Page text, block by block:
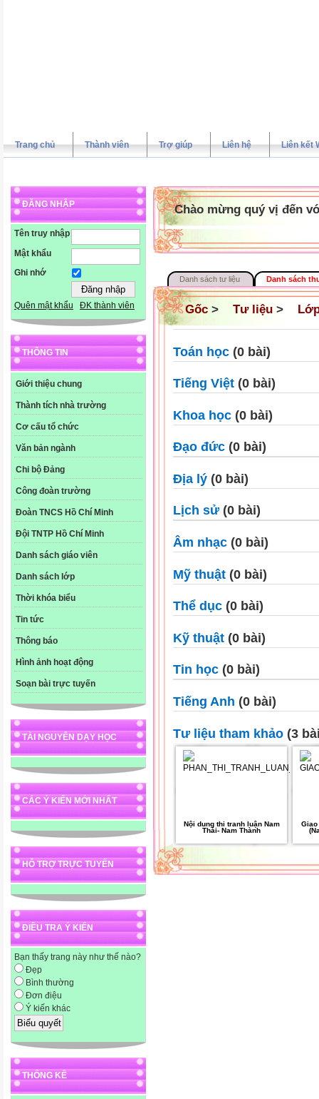
Trang chủ Thành viên Trợ giúp Liên hệ Liên kết
ĐĂNG NHẬP
Tên truy nhập
Mật khẩu
Ghi nhớ
Quên mật khẩu ĐK thành viên
THÔNG TIN
Giới thiệu chung
Thành tích nhà trường
Cơ cấu tổ chức
Văn bản ngành
Chi bộ Đảng
Công đoàn trường
Đoàn TNCS Hồ Chí Minh
Đội TNTP Hồ Chí Minh
Danh sách giáo viên
Danh sách lớp
Thời khóa biểu
Tin tức
Thông báo
Hình ảnh hoạt động
Soạn bài trực tuyến
TÀI NGUYÊN DẠY HỌC
CÁC Ý KIẾN MỚI NHẤT
HỖ TRỢ TRỰC TUYẾN
ĐIỀU TRA Ý KIẾN
Bạn thấy trang này như thế nào?
Đẹp
Bình thường
Đơn điệu
Ý kiến khác
THỐNG KÊ
Chào mừng quý vị đến
Danh sách tư liệu Danh sách
Gốc > Tư liệu >
Toán học (0 bài)
Tiếng Việt (0 bài)
Khoa học (0 bài)
Đạo đức (0 bài)
Địa lý (0 bài)
Lịch sử (0 bài)
Âm nhạc (0 bài)
Mỹ thuật (0 bài)
Thể dục (0 bài)
Kỹ thuật (0 bài)
Tin học (0 bài)
Tiếng Anh (0 bài)
Tư liệu tham khảo (3
Nội dung thi tranh luận Nam
Thái- Nam Thành